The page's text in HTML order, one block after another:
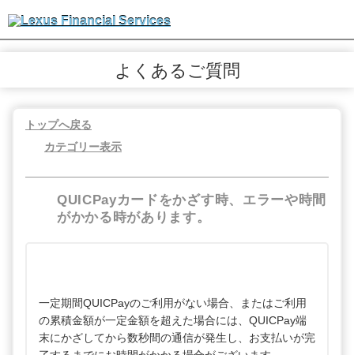
よくあるご質問
トップへ戻る
カテゴリー表示
QUICPayカードをかざす時、エラーや時間
がかかる時があります。
一定期間QUICPayのご利用がない場合、またはご利用
の累積金額が一定金額を超えた場合には、QUICPay端
末にかざしてから数秒間の通信が発生し、お支払いが完